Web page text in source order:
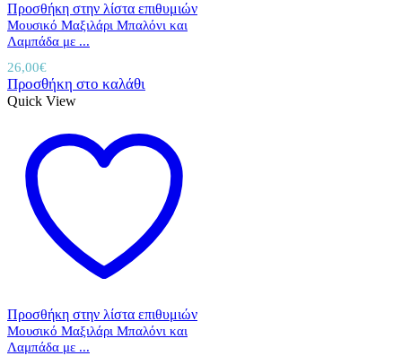
Προσθήκη στην λίστα επιθυμιών
Μουσικό Μαξιλάρι Μπαλόνι και
Λαμπάδα με ...
26,00€
Προσθήκη στο καλάθι
Quick View
Προσθήκη στην λίστα επιθυμιών
Μουσικό Μαξιλάρι Μπαλόνι και
Λαμπάδα με ...